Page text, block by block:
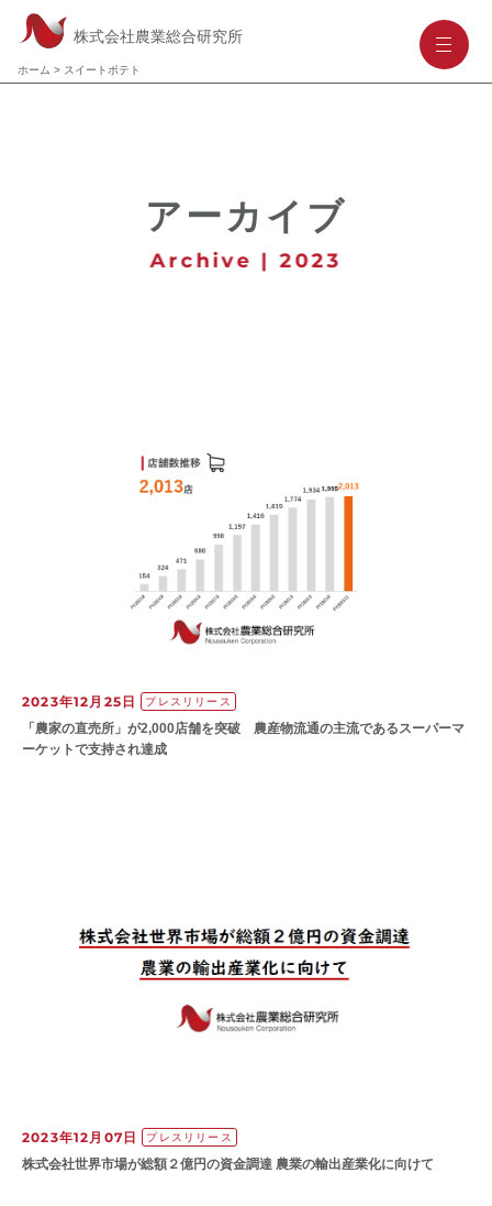
株式会社農業総合研究所
ホーム > スイートポテト
--
アーカイブ
Archive | 2023
2023年12月25日 プレスリリース
「農家の直売所」が2,000店舗を突破 農産物流通の主流であるスーパーマ
ーケットで支持され達成
2023年12月07日 プレスリリース
株式会社世界市場が総額２億円の資金調達 農業の輸出産業化に向けて